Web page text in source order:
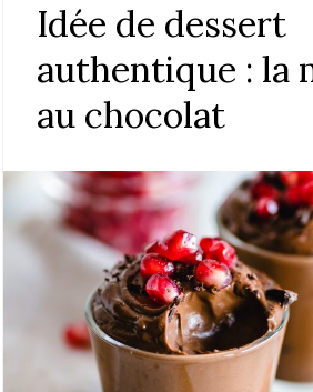
Idée de dessert
authentique : la
au chocolat